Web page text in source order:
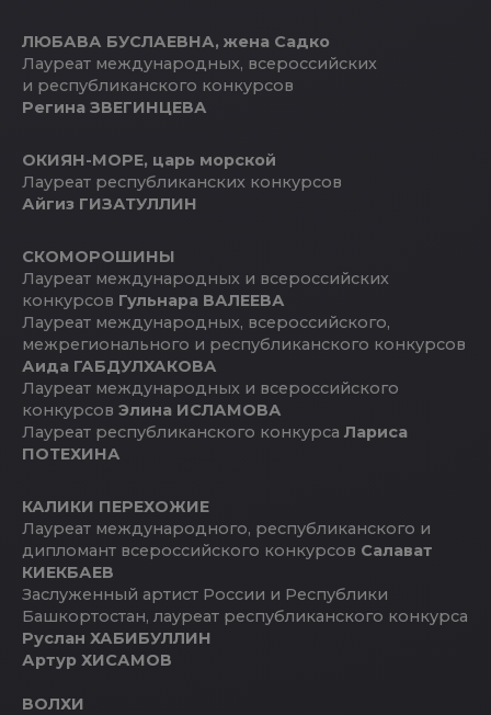
ЛЮБАВА БУСЛАЕВНА, жена Садко
Лауреат международных, всероссийских
и республиканского конкурсов
Регина ЗВЕГИНЦЕВА
ОКИЯН-MOPE, царь морской
Лауреат республиканских конкурсов
Айгиз ГИЗАТУЛЛИН
СКОМОРОШИНЫ
Лауреат международных и всероссийских
конкурсов Гульнара ВАЛЕЕВА
Лауреат международных, всероссийского,
межрегионального и республиканского конкурсов
Аида ГАБДУЛХАКОВА
Лауреат международных и всероссийского
конкурсов Элина ИСЛАМОВА
Лауреат республиканского конкурса Лариса
ПОТЕХИНА
КАЛИКИ ПЕРЕХОЖИЕ
Лауреат международного, республиканского и
дипломант всероссийского конкурсов Салават
КИЕКБАЕВ
Заслуженный артист России и Республики
Башкортостан, лауреат республиканского конкурса
Руслан ХАБИБУЛЛИН
Артур ХИСАМОВ
ВОЛХИ